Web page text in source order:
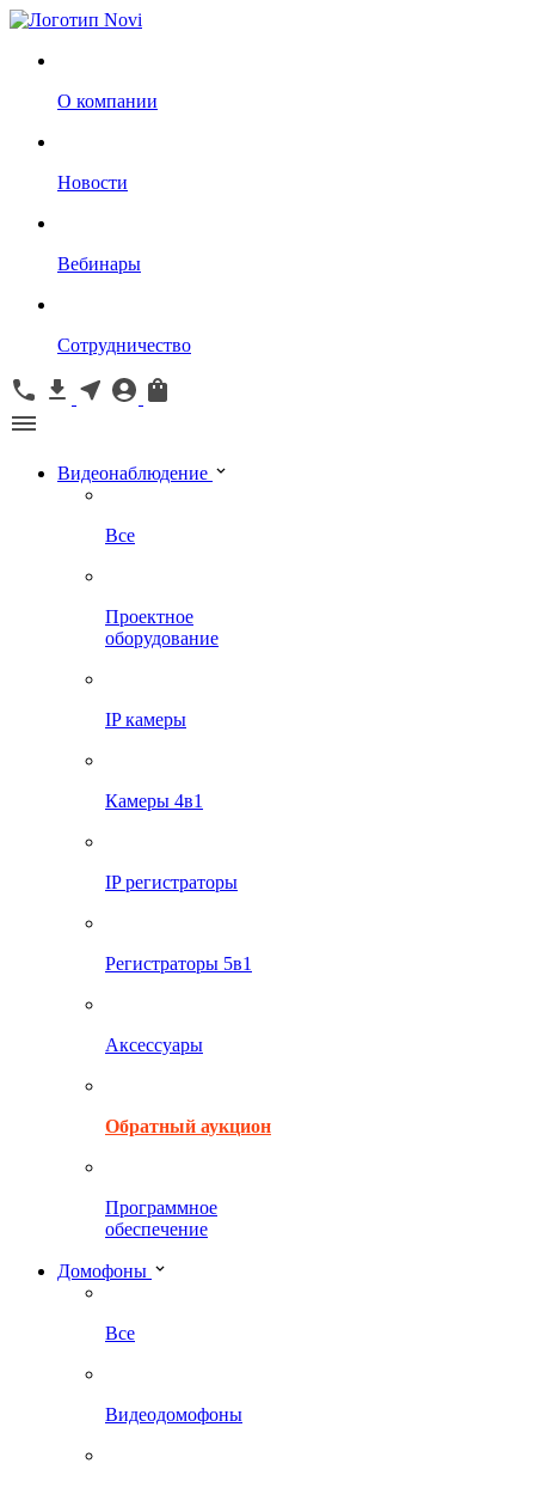
О компании
Новости
Вебинары
Сотрудничество
Видеонаблюдение
Все
Проектное
оборудование
IP камеры
Камеры 4в1
IP регистраторы
Регистраторы 5в1
Аксессуары
Обратный аукцион
Программное
обеспечение
Домофоны
Все
Видеодомофоны